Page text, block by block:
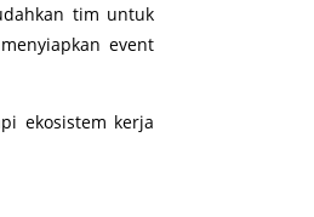
tim untuk
event
ekosistem kerja